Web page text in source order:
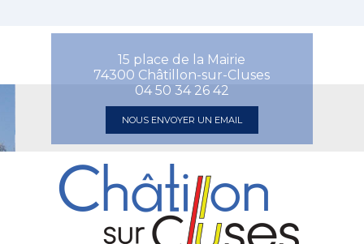
15 place de la Mairie
74300 Châtillon-sur-Cluses
04 50 34 26 42
NOUS ENVOYER UN EMAIL